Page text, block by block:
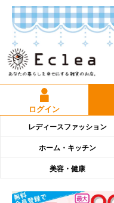
ログイン
レディースファッション
ホーム・キッチン
美容・健康